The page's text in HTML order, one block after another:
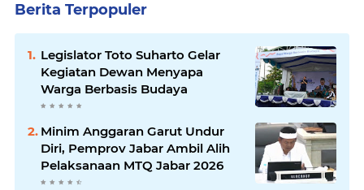
Berita Terpopuler
Legislator Toto Suharto Gelar
Kegiatan Dewan Menyapa
Warga Berbasis Budaya
Minim Anggaran Garut Undur
Diri, Pemprov Jabar Ambil Alih
Pelaksanaan MTQ Jabar 2026